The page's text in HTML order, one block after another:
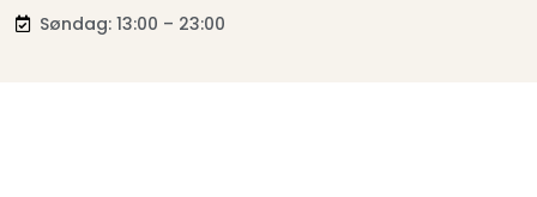
Søndag: 13:00 – 23:00